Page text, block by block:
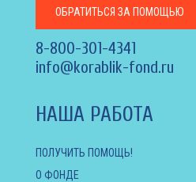
ОБРАТИТЬСЯ ЗА ПОМОЩЬЮ
8-800-301-4341
info@korablik-fond.ru
НАША РАБОТА
ПОЛУЧИТЬ ПОМОЩЬ!
О ФОНДЕ